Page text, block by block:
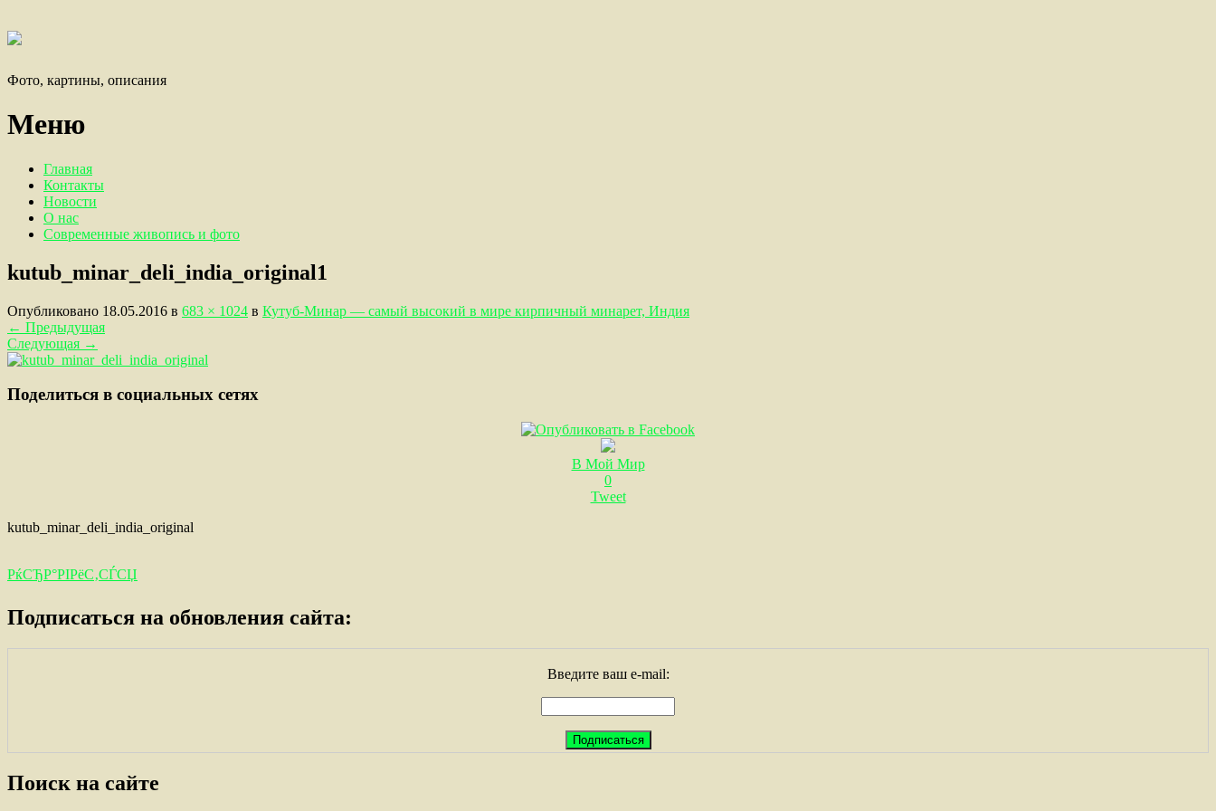
Фото, картины, описания
Меню
Главная
Контакты
Новости
О нас
Современные живопись и фото
kutub_minar_deli_india_original1
Опубликовано 18.05.2016 в 683 × 1024 в Кутуб-Минар — самый высокий в мире кирпичный минарет, Индия
← Предыдущая
Следующая →
Поделиться в социальных сетях
В Мой Мир
0
Tweet
kutub_minar_deli_india_original
РќСЂР°РІРёС‚СЃСЏ
Подписаться на обновления сайта:
Введите ваш e-mail:
Поиск на сайте